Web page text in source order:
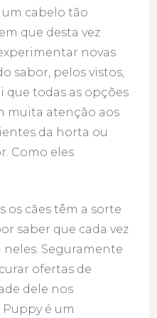
um cabelo tão
que desta vez
novas
sabor, pelos vistos,
que todas as opções
muita atenção aos
da horta ou
Como eles
os cães têm a sorte
saber que cada vez
Seguramente
ofertas de
dele nos
é um